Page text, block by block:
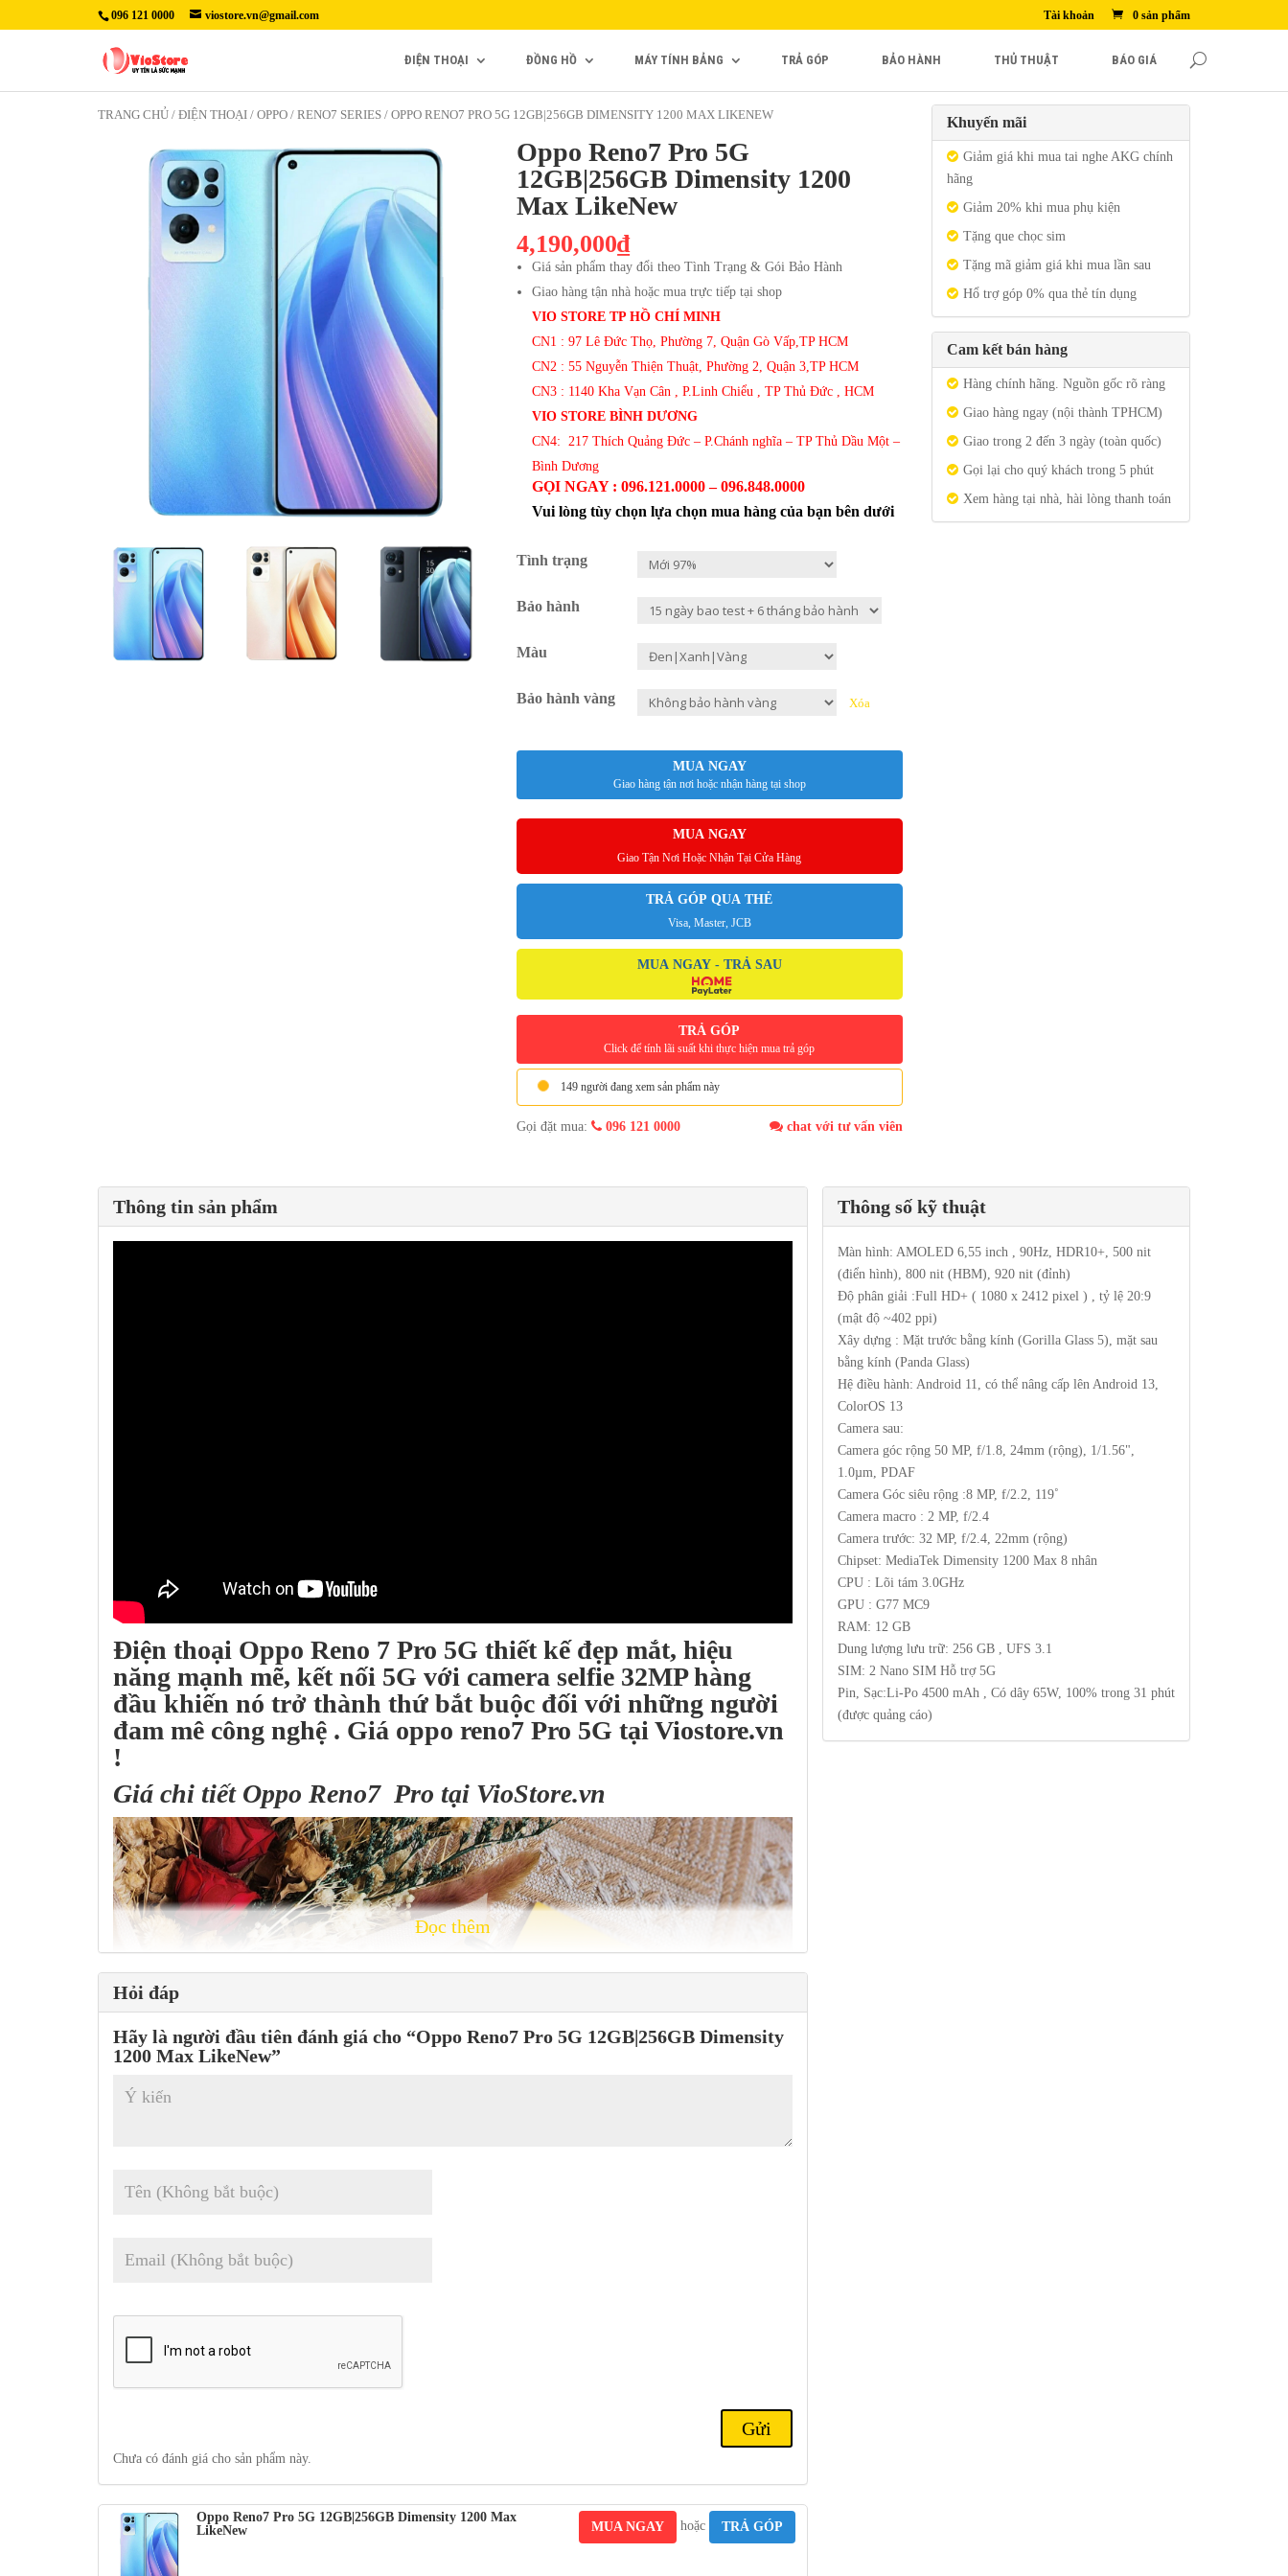
096 121 0000 viostore.vn@gmail.com Tài khoản 0 sản phẩm
ĐIỆN THOẠI ĐỒNG HỒ MÁY TÍNH BẢNG TRẢ GÓP BẢO HÀNH THỦ THUẬT BÁO GIÁ
TRANG CHỦ / ĐIỆN THOẠI / OPPO / RENO7 SERIES / OPPO RENO7 PRO 5G 12GB|256GB DIMENSITY 1200 MAX LIKENEW
Oppo Reno7 Pro 5G
12GB|256GB Dimensity 1200
Max LikeNew
4,190,000₫
Giá sản phẩm thay đổi theo Tình Trạng & Gói Bảo Hành
Giao hàng tận nhà hoặc mua trực tiếp tại shop
VIO STORE TP HỒ CHÍ MINH
CN1 : 97 Lê Đức Thọ, Phường 7, Quận Gò Vấp,TP HCM
CN2 : 55 Nguyễn Thiện Thuật, Phường 2, Quận 3,TP HCM
CN3 : 1140 Kha Vạn Cân , P.Linh Chiểu , TP Thủ Đức , HCM
VIO STORE BÌNH DƯƠNG
CN4: 217 Thích Quảng Đức – P.Chánh nghĩa – TP Thủ Dầu Một –
Bình Dương
GỌI NGAY : 096.121.0000 – 096.848.0000
Vui lòng tùy chọn lựa chọn mua hàng của bạn bên dưới
Tình trạng
Bảo hành
Màu
Bảo hành vàng Xóa
MUA NGAY
Giao hàng tận nơi hoặc nhận hàng tại shop
MUA NGAY
Giao Tận Nơi Hoặc Nhận Tại Cửa Hàng
TRẢ GÓP QUA THẺ
Visa, Master, JCB
MUA NGAY - TRẢ SAU
TRẢ GÓP
Click để tính lãi suất khi thực hiện mua trả góp
149 người đang xem sản phẩm này
Gọi đặt mua: 096 121 0000 chat với tư vấn viên
Khuyến mãi
Giảm giá khi mua tai nghe AKG chính
hãng
Giảm 20% khi mua phụ kiện
Tặng que chọc sim
Tặng mã giảm giá khi mua lần sau
Hổ trợ góp 0% qua thẻ tín dụng
Cam kết bán hàng
Hàng chính hãng. Nguồn gốc rõ ràng
Giao hàng ngay (nội thành TPHCM)
Giao trong 2 đến 3 ngày (toàn quốc)
Gọi lại cho quý khách trong 5 phút
Xem hàng tại nhà, hài lòng thanh toán
Thông số kỹ thuật
Màn hình: AMOLED 6,55 inch , 90Hz, HDR10+, 500 nit
(điển hình), 800 nit (HBM), 920 nit (đỉnh)
Độ phân giải :Full HD+ ( 1080 x 2412 pixel ) , tỷ lệ 20:9
(mật độ ~402 ppi)
Xây dựng : Mặt trước bằng kính (Gorilla Glass 5), mặt sau
bằng kính (Panda Glass)
Hệ điều hành: Android 11, có thể nâng cấp lên Android 13,
ColorOS 13
Camera sau:
Camera góc rộng 50 MP, f/1.8, 24mm (rộng), 1/1.56",
1.0µm, PDAF
Camera Góc siêu rộng :8 MP, f/2.2, 119˚
Camera macro : 2 MP, f/2.4
Camera trước: 32 MP, f/2.4, 22mm (rộng)
Chipset: MediaTek Dimensity 1200 Max 8 nhân
CPU : Lõi tám 3.0GHz
GPU : G77 MC9
RAM: 12 GB
Dung lượng lưu trữ: 256 GB , UFS 3.1
SIM: 2 Nano SIM Hỗ trợ 5G
Pin, Sạc:Li-Po 4500 mAh , Có dây 65W, 100% trong 31 phút
(được quảng cáo)
Thông tin sản phẩm
Điện thoại Oppo Reno 7 Pro 5G thiết kế đẹp mắt, hiệu
năng mạnh mẽ, kết nối 5G với camera selfie 32MP hàng
đầu khiến nó trở thành thứ bắt buộc đối với những người
đam mê công nghệ . Giá oppo reno7 Pro 5G tại Viostore.vn
!
Giá chi tiết Oppo Reno7 Pro tại VioStore.vn
Đọc thêm
Hỏi đáp
Hãy là người đầu tiên đánh giá cho “Oppo Reno7 Pro 5G 12GB|256GB Dimensity
1200 Max LikeNew”
Chưa có đánh giá cho sản phẩm này.
Oppo Reno7 Pro 5G 12GB|256GB Dimensity 1200 Max
LikeNew
MUA NGAY hoặc TRẢ GÓP